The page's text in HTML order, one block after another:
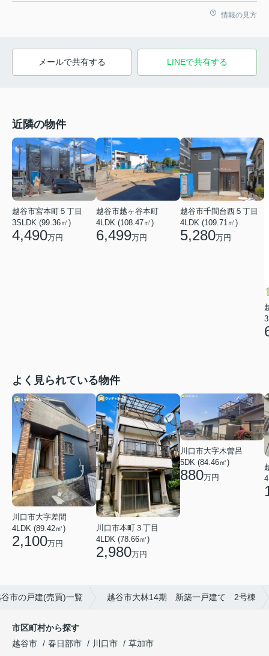
情報の見方
メールで共有する LINEで共有する
近隣の物件
越谷市宮本町５丁目
3SLDK (99.36㎡)
4,490万円
越谷市越ヶ谷本町
4LDK (108.47㎡)
6,499万円
越谷市千間台西５丁目
4LDK (109.71㎡)
5,280万円
よく見られている物件
川口市大字差間
4LDK (89.42㎡)
2,100万円
川口市本町３丁目
4LDK (78.66㎡)
2,980万円
川口市大字木曽呂
5DK (84.46㎡)
880万円
市の戸建(売買)一覧 越谷市大林14期 新築一戸建て 2号棟
市区町村から探す
越谷市
春日部市 川口市
草加市